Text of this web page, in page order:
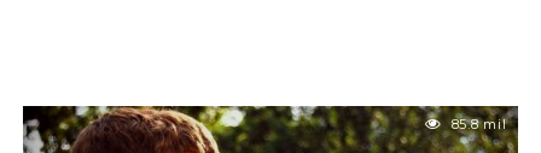
85.8 mil